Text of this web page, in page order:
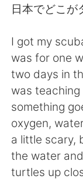
العربية
Deutsch
Русский
Indonesia
Türkçe
Português
日本でどこが
I got my
was for one
two days in
was
something
oxygen,
a little scary,
the water
turtles up